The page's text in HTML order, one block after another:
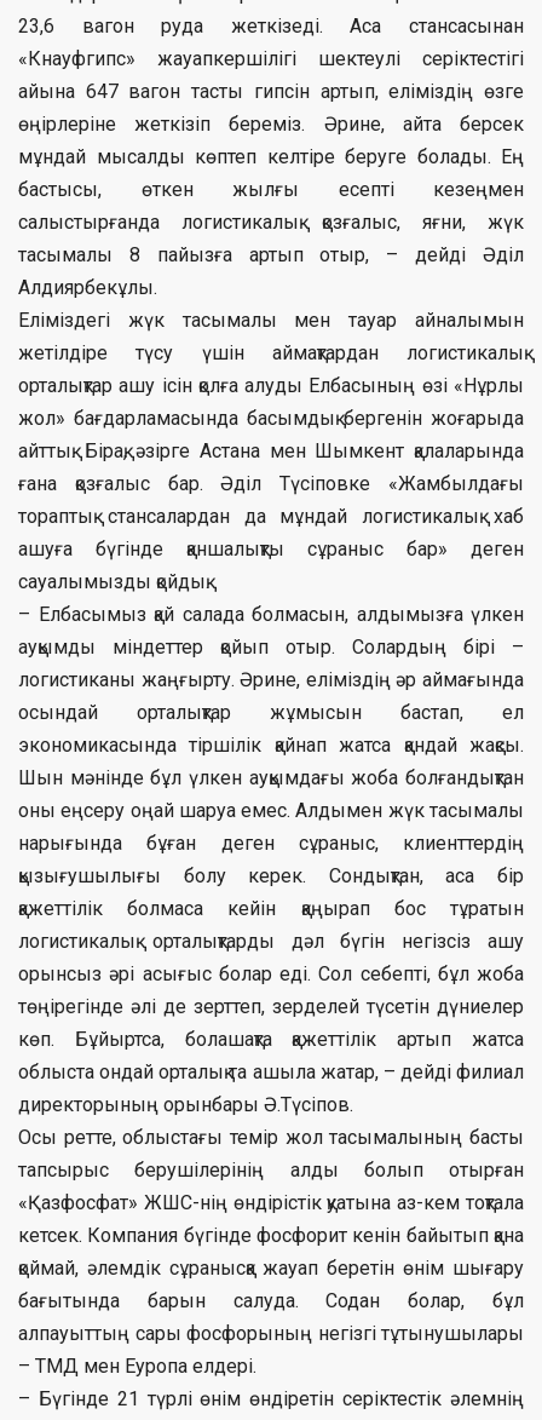
23,6 вагон руда жеткізеді. Аса стансасынан
«Кнауфгипс» жауапкершілігі шектеулі серіктестігі
айына 647 вагон тасты гипсін артып, еліміздің өзге
өңірлеріне жеткізіп береміз. Әрине, айта берсек
мұндай мысалды көптеп келтіре беруге болады. Ең
бастысы, өткен жылғы есепті кезеңмен
салыстырғанда логистикалық қозғалыс, яғни, жүк
тасымалы 8 пайызға артып отыр, – дейді Әділ
Алдиярбекұлы.
Еліміздегі жүк тасымалы мен тауар айналымын
жетілдіре түсу үшін аймақтардан логистикалық
орталықтар ашу ісін қолға алуды Елбасының өзі «Нұрлы
жол» бағдарламасында басымдық бергенін жоғарыда
айттық. Бірақ, әзірге Астана мен Шымкент қалаларында
ғана қозғалыс бар. Әділ Түсіповке «Жамбылдағы
тораптық стансалардан да мұндай логистикалық хаб
ашуға бүгінде қаншалықты сұраныс бар» деген
сауалымызды қойдық.
– Елбасымыз қай салада болмасын, алдымызға үлкен
ауқымды міндеттер қойып отыр. Солардың бірі –
логистиканы жаңғырту. Әрине, еліміздің әр аймағында
осындай орталықтар жұмысын бастап, ел
экономикасында тіршілік қайнап жатса қандай жақсы.
Шын мәнінде бұл үлкен ауқымдағы жоба болғандықтан
оны еңсеру оңай шаруа емес. Алдымен жүк тасымалы
нарығында бұған деген сұраныс, клиенттердің
қызығушылығы болу керек. Сондықтан, аса бір
қажеттілік болмаса кейін қаңырап бос тұратын
логистикалық орталықтарды дәл бүгін негізсіз ашу
орынсыз әрі асығыс болар еді. Сол себепті, бұл жоба
төңірегінде әлі де зерттеп, зерделей түсетін дүниелер
көп. Бұйыртса, болашақта қажеттілік артып жатса
облыста ондай орталық та ашыла жатар, – дейді филиал
директорының орынбары Ә.Түсіпов.
Осы ретте, облыстағы темір жол тасымалының басты
тапсырыс берушілерінің алды болып отырған
«Қазфосфат» ЖШС-нің өндірістік қуатына аз-кем тоқтала
кетсек. Компания бүгінде фосфорит кенін байытып қана
қоймай, әлемдік сұранысқа жауап беретін өнім шығару
бағытында барын салуда. Содан болар, бұл
алпауыттың сары фосфорының негізгі тұтынушылары
– ТМД мен Еуропа елдері.
– Бүгінде 21 түрлі өнім өндіретін серіктестік әлемнің